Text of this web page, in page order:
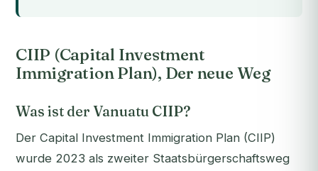
CIIP (Capital Investment
Immigration Plan), Der neue Weg
Was ist der Vanuatu CIIP?
Der Capital Investment Immigration Plan (CIIP)
wurde 2023 als zweiter Staatsbürgerschaftsweg